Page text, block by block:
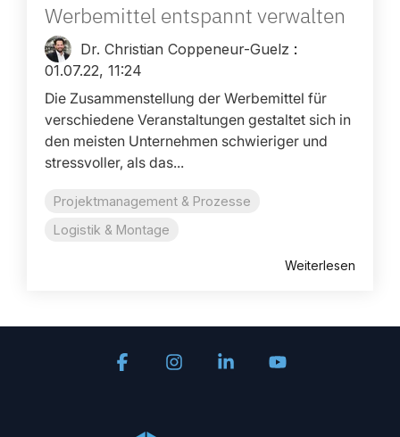
Werbemittel entspannt verwalten
Dr. Christian Coppeneur-Guelz :
01.07.22, 11:24
Die Zusammenstellung der Werbemittel für
verschiedene Veranstaltungen gestaltet sich in
den meisten Unternehmen schwieriger und
stressvoller, als das...
Projektmanagement & Prozesse
Logistik & Montage
Weiterlesen
FacebookInstagramLinkedin